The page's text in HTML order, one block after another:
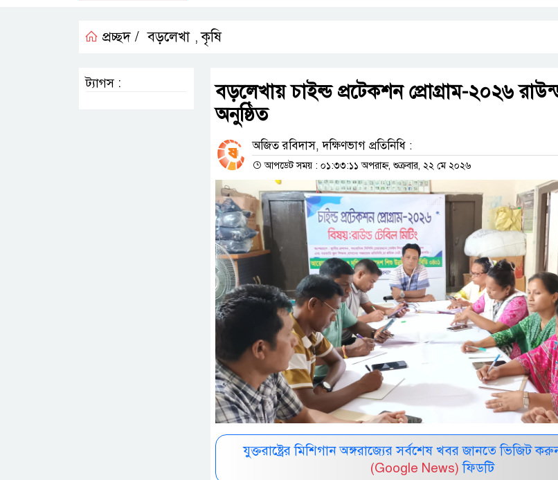
প্রচ্ছদ / বড়লেখা ,কৃষি
বড়লেখায় চাইল্ড প্রটেকশন প্রোগ্রাম-২০২৬
অনুষ্ঠিত
অজিত রবিদাস, দক্ষিণভাগ প্রতিনিধি :
আপডেট সময় : ০১:৩৩:১১ অপরাহ্ন, শুক্রবার, ২২ মে ২০২৬
যুক্তরাষ্ট্রের মিশিগান অঙ্গরাজ্যের সর্বশেষ খবর জানতে ভিজিট
(Google News) ফিডটি
ট্যাগস :